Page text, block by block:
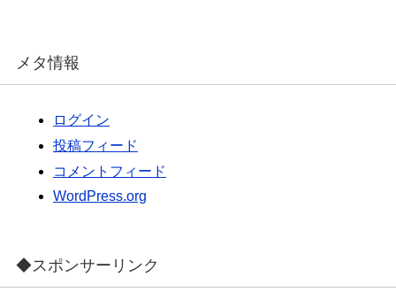
メタ情報
ログイン
投稿フィード
コメントフィード
WordPress.org
◆スポンサーリンク